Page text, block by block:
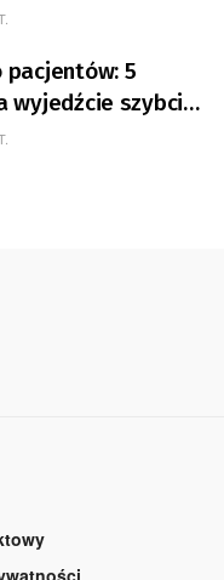
pacjentów: 5
wyjedźcie szybciej